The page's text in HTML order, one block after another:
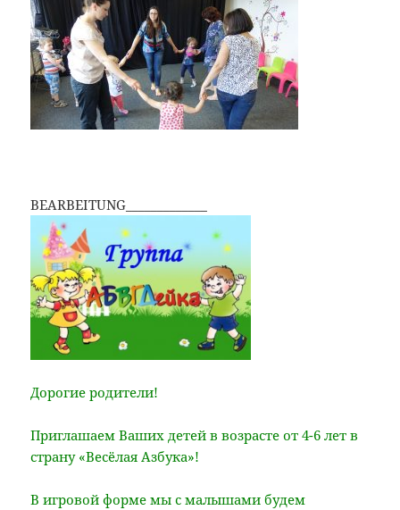
BEARBEITUNG_____________
Дорогие родители!
Приглашаем Ваших детей в возрасте от 4-6 лет в
страну «Весёлая Азбука»!
В игровой форме мы с малышами будем